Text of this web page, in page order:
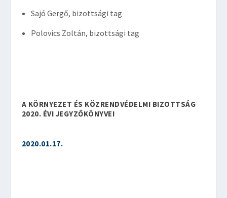
Sajó Gergő, bizottsági tag
Polovics Zoltán, bizottsági tag
A KÖRNYEZET ÉS KÖZRENDVÉDELMI BIZOTTSÁG
2020. ÉVI JEGYZŐKÖNYVEI
2020.01.17.